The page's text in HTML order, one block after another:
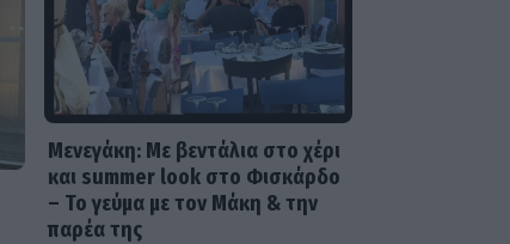
G-SPORTS
ΠΑΟΚ-Άντερλεχτ με σούπερ
προσφορά* και
ενισχυμένες αποδόσεις από
το Pamestoixima.gr
Μενεγάκη: Με βεντάλια στο χέρι
και summer look στο Φισκάρδο
– Το γεύμα με τον Μάκη & την
παρέα της